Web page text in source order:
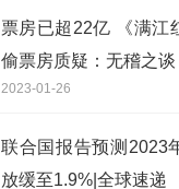
票房已超22亿 《满江
偷票房质疑：无稽之谈
2023-01-26
联合国报告预测2023
放缓至1.9%|全球速递